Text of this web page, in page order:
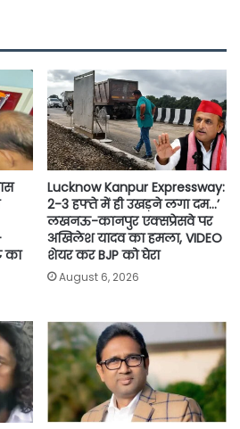
i
n
k
का
Lucknow Kanpur Expressway:
2-3 हफ्ते में ही उखड़ने लगा दम…’
लखनऊ-कानपुर एक्सप्रेसवे पर
अखिलेश यादव का हमला, VIDEO
शेयर कर BJP को घेरा
August 6, 2026